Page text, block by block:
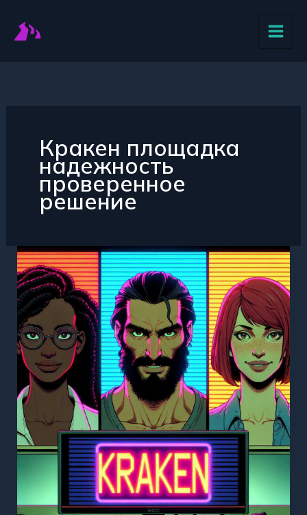
содержимому
Кракен площадка
надежность
проверенное
решение
Почему
площадка
Кракен
идеальный
выбор
для
ваших
нужд